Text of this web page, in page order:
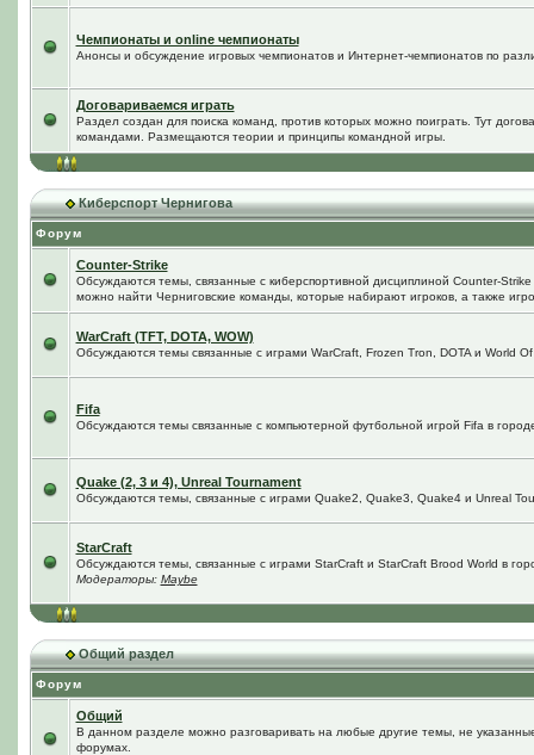
Чемпионаты и online чемпионаты
Анонсы и обсуждение игровых чемпионатов и Интернет-чемпионатов по
Договариваемся играть
Раздел создан для поиска команд, против которых можно поиграть. Тут
командами. Размещаются теории и принципы командной игры.
Киберспорт Чернигова
Форум
Counter-Strike
Обсуждаются темы, связанные с киберспортивной дисциплиной Counter-Strike
можно найти Черниговские команды, которые набирают игроков, а также
WarCraft (TFT, DOTA, WOW)
Обсуждаются темы связанные с играми WarCraft, Frozen Tron, DOTA и World
Fifa
Обсуждаются темы связанные с компьютерной футбольной игрой Fifa в
Quake (2, 3 и 4), Unreal Tournament
Обсуждаются темы, связанные с играми Quake2, Quake3, Quake4 и Unreal
StarCraft
Обсуждаются темы, связанные с играми StarCraft и StarCraft Brood World в
Модераторы: Maybe
Общий раздел
Форум
Общий
В данном разделе можно разговаривать на любые другие темы, не
форумах.